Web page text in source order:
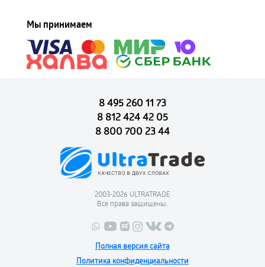
Мы принимаем
8 495 260 11 73
8 812 424 42 05
8 800 700 23 44
2003-2026 ULTRATRADE
Все права защищены.
Полная версия сайта
Политика конфиденциальности